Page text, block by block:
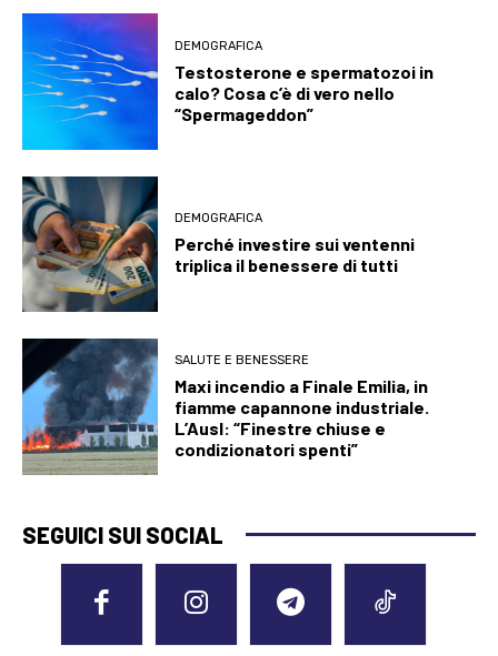
DEMOGRAFICA
Testosterone e spermatozoi in
calo? Cosa c’è di vero nello
“Spermageddon”
DEMOGRAFICA
Perché investire sui ventenni
triplica il benessere di tutti
SALUTE E BENESSERE
Maxi incendio a Finale Emilia, in
fiamme capannone industriale.
L’Ausl: “Finestre chiuse e
condizionatori spenti”
SEGUICI SUI SOCIAL